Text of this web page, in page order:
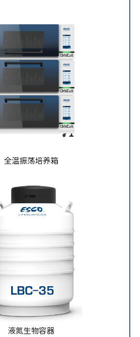
全温振荡培养箱
液氮生物容器